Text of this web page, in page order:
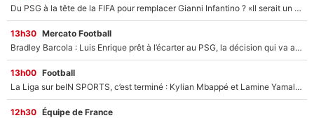
Du PSG à la tête de la FIFA pour remplacer Gianni Infantino ? «Il serait un mauvais président», le patron de la Liga s'attaque à Nasser Al-Khelaïfi !
13h30 Mercato Football
Bradley Barcola : Luis Enrique prêt à l’écarter au PSG, la décision qui va accélérer son transfert à Liverpool ?
13h00 Football
La Liga sur beIN SPORTS, c’est terminé : Kylian Mbappé et Lamine Yamal changent de chaîne, «le moment était venu d'ouvrir un nouveau chapitre»
12h30 Équipe de France